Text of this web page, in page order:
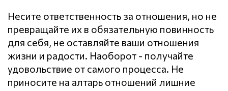
Несите ответственность за отношения, но не
превращайте их в обязательную повинность
для себя, не оставляйте ваши отношения
жизни и радости. Наоборот - получайте
удовольствие от самого процесса. Не
приносите на алтарь отношений лишние